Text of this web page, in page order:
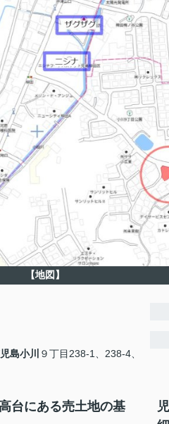
【地図】
児島小川
９丁目238-1、238-4、
にある売土地の基